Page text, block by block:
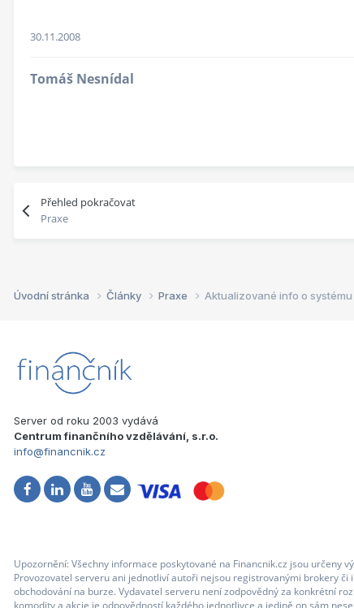
30.11.2008
Tomáš Nesnídal
Přehled pokračovat
Praxe
Úvodní stránka Články Praxe Aktualizované info o
Server od roku 2003 vydává
Centrum finančního vzdělávání, s.r.o.
info@financnik.cz
Upozornění: Všechny informace poskytované na Financnik.cz jsou určeny
Provozovatel serveru ani jednotliví autoři nejsou registrovanými brokery
obchodování na burze. Vydavatel serveru není zodpovědný za konkrétní
komodity a akcie je odpovědností každého jednotlivce a jedině on sám